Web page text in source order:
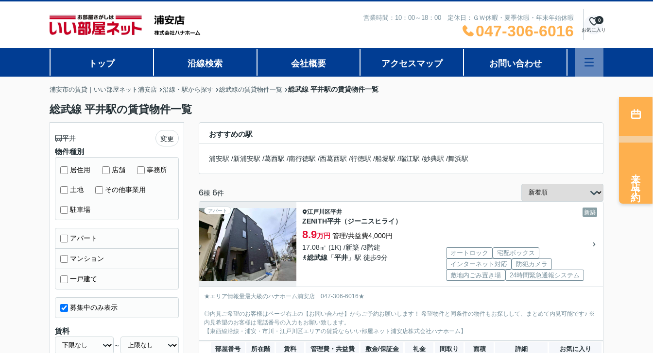
営業時間：10：00～18：00 定休日：ＧＷ休暇・夏季休暇・年末年始休暇
047-306-6016 お気に入り
0
トップ 沿線検索 会社概要 アクセスマップ お問い合わせ
浦安市の賃貸｜いい部屋ネット浦安店 沿線・駅から探す 総武線の賃貸物件一覧 総武線 平井駅の賃貸物件一覧
総武線 平井駅の賃貸物件一覧
おすすめの駅
浦安駅 /新浦安駅 /葛西駅 /南行徳駅 /西葛西駅 /行徳駅 /船堀駅 /瑞江駅 /妙典駅 /舞浜駅
6棟 6件
アパート 新築
江戸川区平井
ZENITH平井（ジーニスヒライ）
8.9万円 管理/共益費4,000円
17.08㎡ (1K) /新築 /3階建
総武線 「平井 」駅 徒歩9分
オートロック
宅配ボックス
インターネット対応
防犯カメラ
敷地内ごみ置き場
24時間緊急通報システム
★エリア情報量最大級のハナホーム浦安店 047-306-6016★
◎内見ご希望のお客様はページ右上の【お問い合わせ】からご予約お願いします！ 希望物件と同条件の物件もお探しして、まとめて内見可能です♪ ※
内見希望のお客様は電話番号の入力もお願い致します。
【東西線沿線・浦安・市川・江戸川区エリアの賃貸ならいい部屋ネット浦安店株式会社ハナホーム】
部屋番号 所在階 賃料 管理費・共益費 敷金/保証金 礼金 間取り 面積 詳細 お気に入り
平井 変更
物件種別
居住用 店舗 事務所
土地 その他事業用
駐車場
アパート
マンション
一戸建て
募集中のみ表示
賃料
～
来店予約